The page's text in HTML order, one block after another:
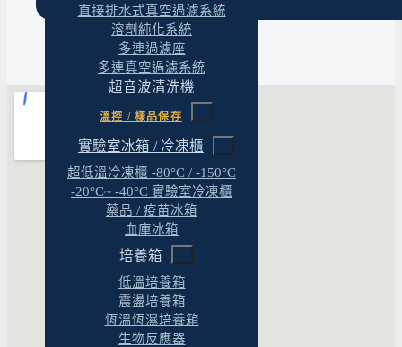
直接排水式真空過濾系統
溶劑純化系統
多連過濾座
多連真空過濾系統
超音波清洗機
溫控 / 樣品保存
實驗室冰箱 / 冷凍櫃
超低溫冷凍櫃 -80°C / -150°C
-20°C~ -40°C 實驗室冷凍櫃
藥品 / 疫苗冰箱
血庫冰箱
培養箱
低溫培養箱
震盪培養箱
恆溫恆濕培養箱
生物反應器